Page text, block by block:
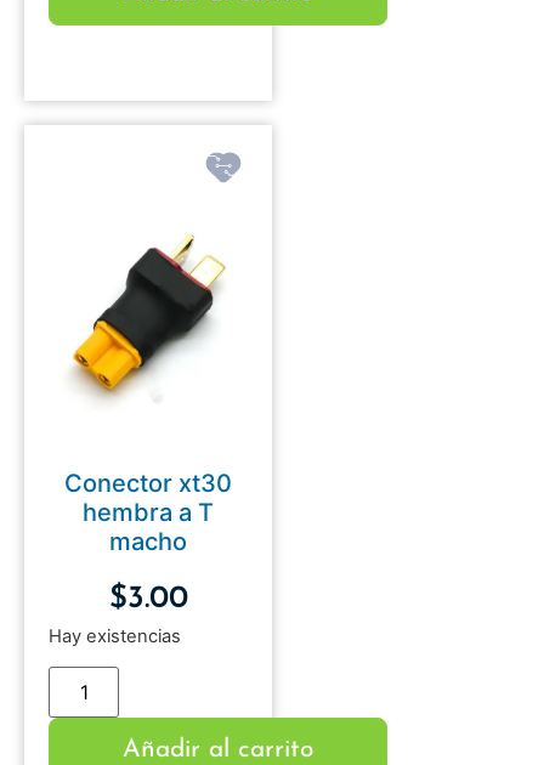
Conector xt30
hembra a T
macho
$3.00
Hay existencias
Añadir al carrito